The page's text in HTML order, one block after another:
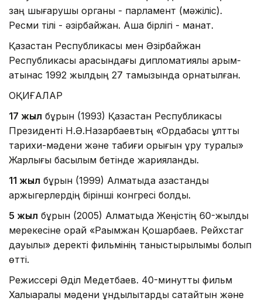
заң шығарушы органы - парламент (мәжіліс).
Ресми тілі - әзірбайжан. Ақша бірлігі - манат.
Қазақстан Республикасы мен Әзірбайжан
Республикасы арасындағы дипломатиялық қарым-
қатынас 1992 жылдың 27 тамызында орнатылған.
ОҚИҒАЛАР
17 жыл бұрын (1993) Қазақстан Республикасы
Президенті Н.Ә.Назарбаевтың «Ордабасы ұлттық
тарихи-мәдени және табиғи қорығын құру туралы»
Жарлығы басылым бетінде жарияланды.
11 жыл бұрын (1999) Алматыда қазақстандық
қаржыгерлердің бірінші конгресі болды.
5 жыл бұрын (2005) Алматыда Жеңістің 60-жылдық
мерекесіне орай «Рақымжан Қошқарбаев. Рейхстаг
дауылы» деректі фильмінің таныстырылымы болып
өтті.
Режиссері Әділ Медетбаев. 40-минуттық фильм
Халықаралық мәдени құндылықтарды сақтайтын және